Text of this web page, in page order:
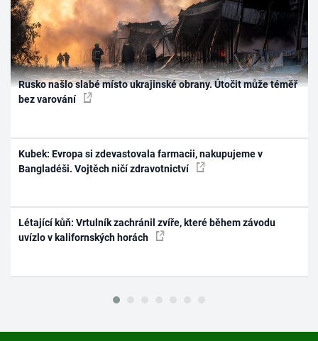
Rusko našlo slabé místo ukrajinské obrany. Útočit může téměř
bez varování
Kubek: Evropa si zdevastovala farmacii, nakupujeme v
Bangladéši. Vojtěch ničí zdravotnictví
Létající kůň: Vrtulník zachránil zvíře, které během závodu
uvízlo v kalifornských horách